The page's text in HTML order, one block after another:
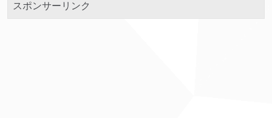
スポンサーリンク